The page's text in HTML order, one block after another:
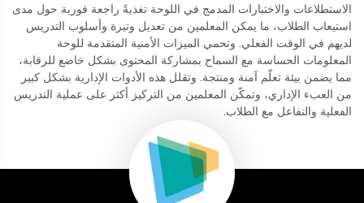
الاستطلاعات والاختبارات المدمج في اللوحة تغذيةً راجعة فورية حول مدى
استيعاب الطلاب، ما يمكن المعلمين من تعديل وتيرة وأسلوب التدريس
لديهم في الوقت الفعلي. وتحمي الميزات الأمنية المتقدمة للوحة
المعلومات الحساسة مع السماح بمشاركة المحتوى بشكل خاضع للرقابة،
مما يضمن بيئة تعلّم آمنة ومنتجة. وتقلل هذه الأدوات الإدارية بشكل كبير
من العبء الإداري، وتمكّن المعلمين من التركيز أكثر على عملية التدريس
الفعلية والتفاعل مع الطلاب.